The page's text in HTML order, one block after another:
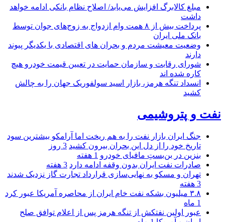
مبلغ کالابرگ افزایش می‌یابد/ اصلاح نظام بانکی ادامه خواهد
داشت
پرداخت بیش از ۸ همت وام ازدواج به زوج‌های جوان توسط
بانک ملی ایران
وضعیت معیشت مردم و بحران های اقتصادی با یکدیگر پیوند
دارند
شورای رقابت و سازمان حمایت در تعیین قیمت خودرو هیچ
کاره شده اند
انسداد تنگه هرمز، بازار اسید سولفوریک جهان را به چالش
کشید
نفت و پتروشیمی
جنگ ایران بازار نفت را به هم ریخت اما آرامکو بیشترین سود
تاریخ خود را از دل این بحران بیرون کشید 3 روز
بنزین در بن‌بستِ مافیای خودرو 1 هفته
صادرات نفت ایران بدون وقفه ادامه دارد 3 هفته
تهران و مسکو به نهایی‌سازی قرارداد تجارت گاز نزدیک شدند
3 هفته
۳.۸ میلیون بشکه نفت خام ایران از محاصره آمریکا عبور کرد
1 ماه
عبور اولین نفتکش از تنگه هرمز پس از اعلام توافق صلح